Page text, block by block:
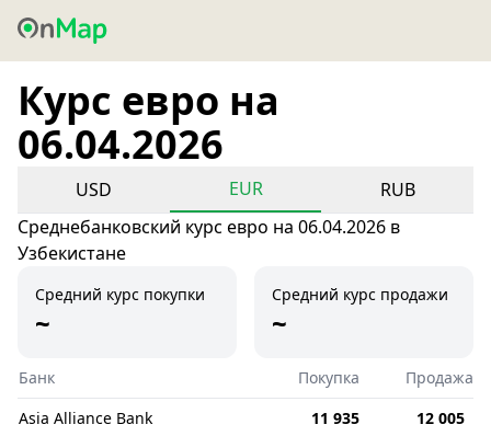
Курс евро на
06.04.2026
USD EUR
RUB
Среднебанковский курс евро на 06.04.2026 в
Узбекистане
Средний курс покупки
~
Средний курс продажи
~
Банк Покупка
Продажа
Asia Alliance Bank
11 935
12 005